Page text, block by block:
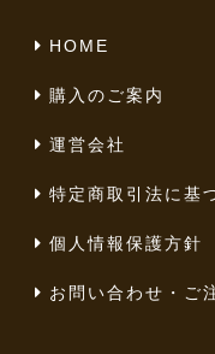
HOME
購入のご案内
運営会社
特定商取引法に基
個人情報保護方針
お問い合わせ・ご